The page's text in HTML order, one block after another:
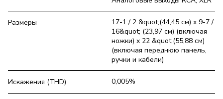
Размеры
17-1 / 2 &quot;(44,45 см) x 9-7 /
16&quot; (23,97 см) (включая
ножки) x 22 &quot;(55,88 см)
(включая переднюю панель,
ручки и кабели)
Искажения (THD) 0,005%